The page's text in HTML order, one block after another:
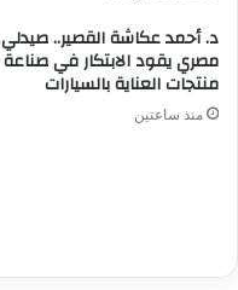
د. أحمد عكاشة القصير.. صيدلي
مصري يقود الابتكار في صناعة
منتجات العناية بالسيارات
منذ ساعتين